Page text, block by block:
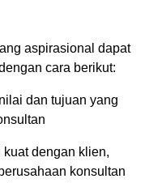
aspirasional dapat
cara berikut:
dan tujuan yang
dengan klien,
konsultan